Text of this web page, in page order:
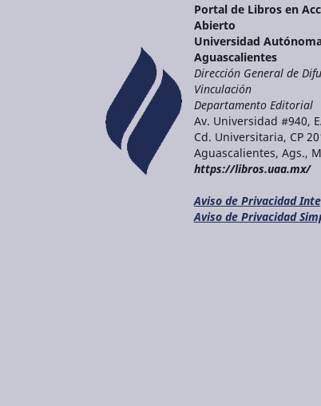
Portal de Libros en
Abierto
Universidad
Aguascalientes
Dirección General de
Vinculación
Departamento Editorial
Av. Universidad #940,
Cd. Universitaria, CP
Aguascalientes, Ags.,
https://libros.uaa.mx/
Aviso de Privacidad
Aviso de Privacidad